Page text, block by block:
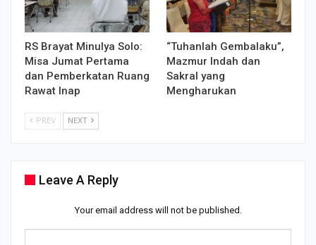
RS Brayat Minulya Solo:
Misa Jumat Pertama
dan Pemberkatan Ruang
Rawat Inap
“Tuhanlah Gembalaku”,
Mazmur Indah dan
Sakral yang
Mengharukan
PREV NEXT
Leave A Reply
Your email address will not be published.